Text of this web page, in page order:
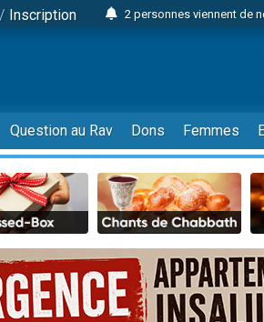
/ Inscription
2 personnes viennent de
2 nouvelles musiques
8 personnes
4 personnes
Nouvelle émission radio :
61 personnes viennent de
39 personnes
Il reste 49 places
Ariel vient de donner son
Nathaniel vient de donner
6 personnes viennent
Question au Rav Dons Femmes